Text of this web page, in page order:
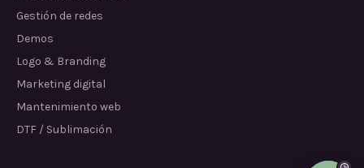
Gestión de redes
Demos
Logo & Branding
Marketing digital
Mantenimiento web
DTF / Sublimación